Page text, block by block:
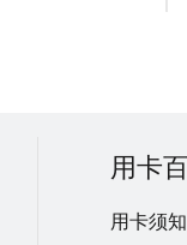
用卡
用卡须知